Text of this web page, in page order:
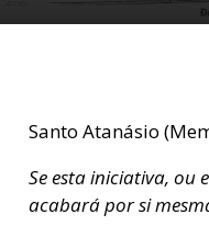
Santo Atanásio
Se esta iniciativa, ou
acabará por si